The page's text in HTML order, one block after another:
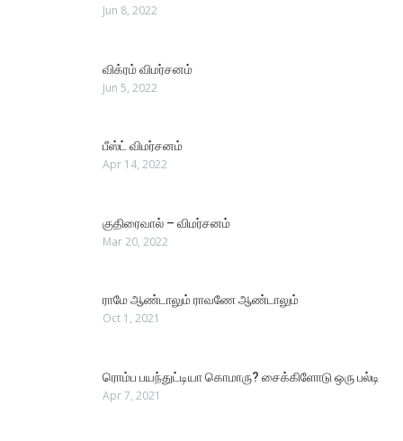
Jun 8, 2022
விக்ரம் விமர்சனம்
Jun 5, 2022
பீஸ்ட் விமர்சனம்
Apr 14, 2022
குதிரைவால் – விமர்சனம்
Mar 20, 2022
ராமே ஆண்டாலும் ராவணே ஆண்டாலும்
Oct 1, 2021
ரொம்ப பயந்துட்டியா கொமாரு? சைக்கிளோடு ஒரு பல்டி
Apr 7, 2021